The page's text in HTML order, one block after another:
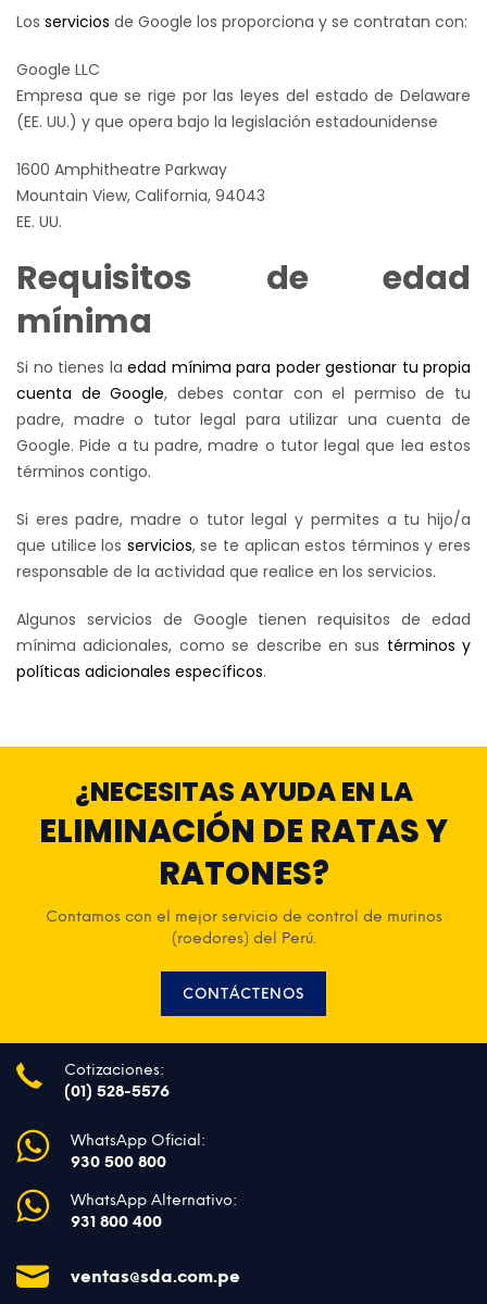
Los servicios de Google los proporciona y se contratan con:
Google LLC
Empresa que se rige por las leyes del estado de Delaware
(EE. UU.) y que opera bajo la legislación estadounidense
1600 Amphitheatre Parkway
Mountain View, California, 94043
EE. UU.
Requisitos de edad
mínima
Si no tienes la edad mínima para poder gestionar tu propia
cuenta de Google, debes contar con el permiso de tu
padre, madre o tutor legal para utilizar una cuenta de
Google. Pide a tu padre, madre o tutor legal que lea estos
términos contigo.
Si eres padre, madre o tutor legal y permites a tu hijo/a
que utilice los servicios, se te aplican estos términos y eres
responsable de la actividad que realice en los servicios.
Algunos servicios de Google tienen requisitos de edad
mínima adicionales, como se describe en sus términos y
políticas adicionales específicos.
¿NECESITAS AYUDA EN LA
ELIMINACIÓN DE RATAS Y
RATONES?
Contamos con el mejor servicio de control de murinos
(roedores) del Perú.
CONTÁCTENOS
Cotizaciones:
(01) 528-5576
WhatsApp Oficial:
930 500 800
WhatsApp Alternativo:
931 800 400
ventas@sda.com.pe